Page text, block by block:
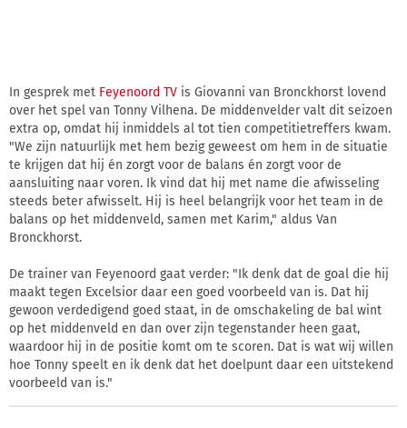
In gesprek met Feyenoord TV is Giovanni van Bronckhorst lovend
over het spel van Tonny Vilhena. De middenvelder valt dit seizoen
extra op, omdat hij inmiddels al tot tien competitietreffers kwam.
"We zijn natuurlijk met hem bezig geweest om hem in de situatie
te krijgen dat hij én zorgt voor de balans én zorgt voor de
aansluiting naar voren. Ik vind dat hij met name die afwisseling
steeds beter afwisselt. Hij is heel belangrijk voor het team in de
balans op het middenveld, samen met Karim," aldus Van
Bronckhorst.
De trainer van Feyenoord gaat verder: "Ik denk dat de goal die hij
maakt tegen Excelsior daar een goed voorbeeld van is. Dat hij
gewoon verdedigend goed staat, in de omschakeling de bal wint
op het middenveld en dan over zijn tegenstander heen gaat,
waardoor hij in de positie komt om te scoren. Dat is wat wij willen
hoe Tonny speelt en ik denk dat het doelpunt daar een uitstekend
voorbeeld van is."